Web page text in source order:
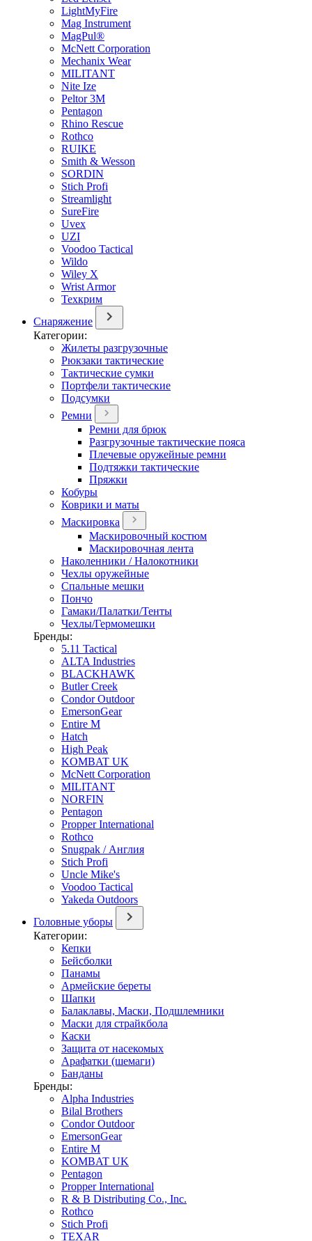
LightMyFire
Mag Instrument
MagPul®
McNett Corporation
Mechanix Wear
MILITANT
Nite Ize
Peltor 3M
Pentagon
Rhino Rescue
Rothco
RUIKE
Smith & Wesson
SORDIN
Stich Profi
Streamlight
SureFire
Uvex
UZI
Voodoo Tactical
Wildo
Wiley X
Wrist Armor
Техкрим
Снаряжение
Категории:
Жилеты разгрузочные
Рюкзаки тактические
Тактические сумки
Портфели тактические
Подсумки
Ремни
Ремни для брюк
Разгрузочные тактические пояса
Плечевые оружейные ремни
Подтяжки тактические
Пряжки
Кобуры
Коврики и маты
Маскировка
Маскировочный костюм
Маскировочная лента
Наколенники / Налокотники
Чехлы оружейные
Спальные мешки
Пончо
Гамаки/Палатки/Тенты
Чехлы/Гермомешки
Бренды:
5.11 Tactical
ALTA Industries
BLACKHAWK
Butler Creek
Condor Outdoor
EmersonGear
Entire M
Hatch
High Peak
KOMBAT UK
McNett Corporation
MILITANT
NORFIN
Pentagon
Propper International
Rothco
Snugpak / Англия
Stich Profi
Uncle Mike's
Voodoo Tactical
Yakeda Outdoors
Головные уборы
Категории:
Кепки
Бейсболки
Панамы
Армейские береты
Шапки
Балаклавы, Маски, Подшлемники
Маски для страйкбола
Каски
Защита от насекомых
Арафатки (шемаги)
Банданы
Бренды:
Alpha Industries
Bilal Brothers
Condor Outdoor
EmersonGear
Entire M
KOMBAT UK
Pentagon
Propper International
R & B Distributing Co., Inc.
Rothco
Stich Profi
TEXAR